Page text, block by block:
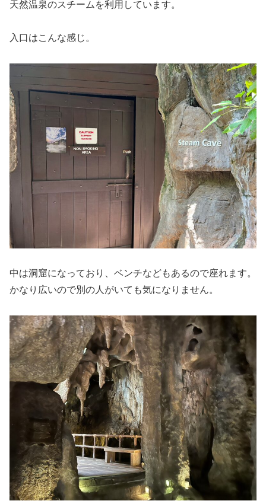
天然温泉のスチームを利用しています。
入口はこんな感じ。
中は洞窟になっており、ベンチなどもあるので座れます。
かなり広いので別の人がいても気になりません。